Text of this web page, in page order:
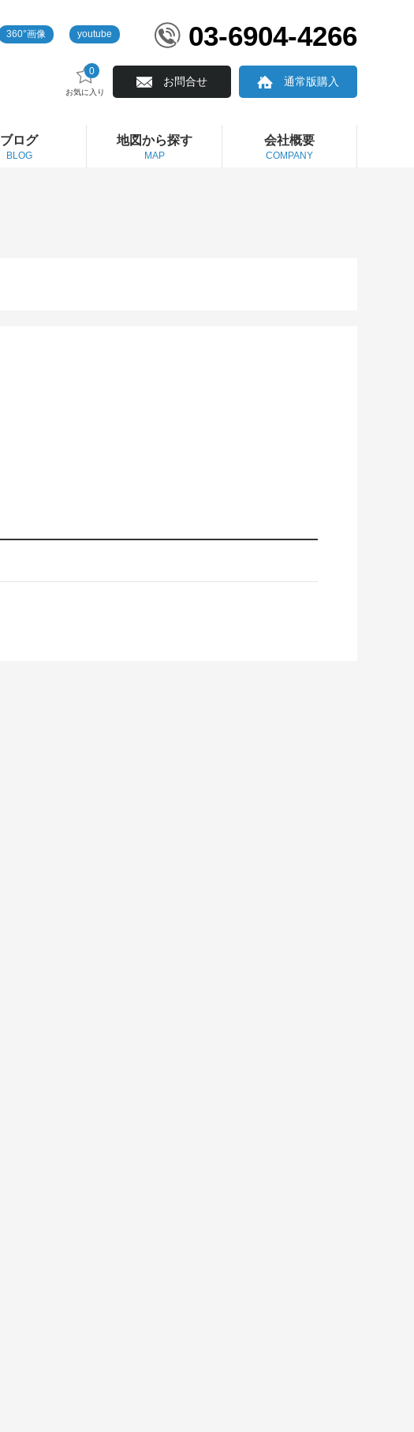
360°画像 youtube 03-6904-4266
0
お気に入り
お問合せ 通常版購入
ブログ
BLOG
地図から探す
MAP
会社概要
COMPANY